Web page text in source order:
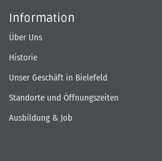
Information
Über Uns
Historie
Unser Geschäft in Bielefeld
Standorte und Öffnungszeiten
Ausbildung & Job